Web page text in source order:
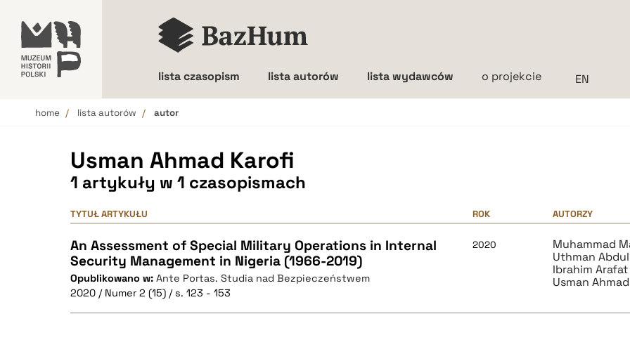
lista czasopism lista autorów lista wydawców o projekcie
home lista autorów autor
Usman Ahmad Karofi
1 artykuły w 1 czasopismach
TYTUŁ ARTYKUŁU ROK AUTORZY
An Assessment of Special Military Operations in Internal
Security Management in Nigeria (1966-2019)
Opublikowano w: Ante Portas. Studia nad Bezpieczeństwem
2020 / Numer 2 (15) / s. 123 - 153
2020
Muhammad
Uthman
Ibrahim Arafat
Usman